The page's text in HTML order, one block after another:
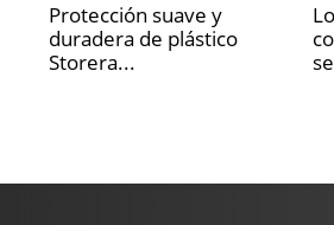
Protección suave y
duradera de plástico
Storera...